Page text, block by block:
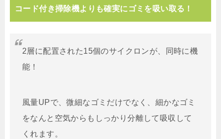
コード付き掃除機よりも確実にゴミを吸い取る！
2層に配置された15個のサイクロンが、同時に機
能！
風量UPで、微細なゴミだけでなく、細かなゴミ
をなんと空気からもしっかり分離して吸収して
くれます。